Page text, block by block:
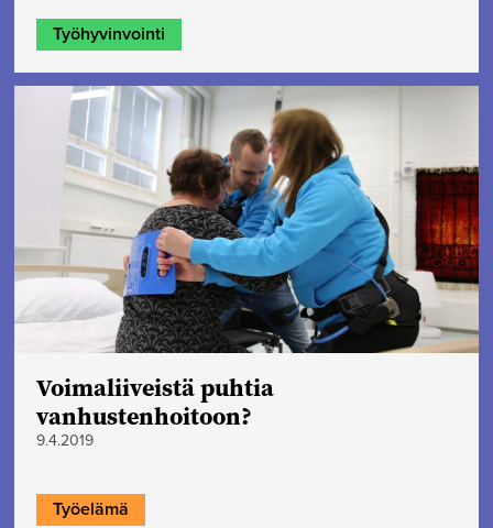
Työhyvinvointi
Voimaliiveistä puhtia
vanhustenhoitoon?
9.4.2019
Työelämä